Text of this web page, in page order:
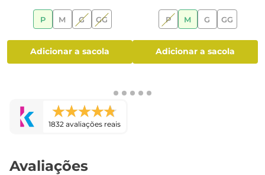
P M G GG
adicionar a sacola
P M G GG
adicionar a sacola
1832 avaliações reais
Avaliações